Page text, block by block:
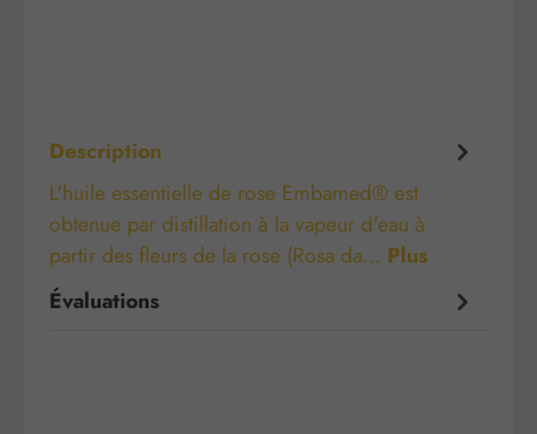
Description
L'huile essentielle de rose Embamed® est
obtenue par distillation à la vapeur d'eau à
partir des fleurs de la rose (Rosa da… Plus
Évaluations